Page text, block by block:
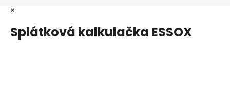
×
Splátková kalkulačka ESSOX